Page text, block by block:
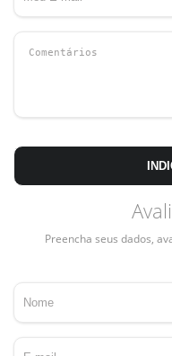
Preencha seus dados,